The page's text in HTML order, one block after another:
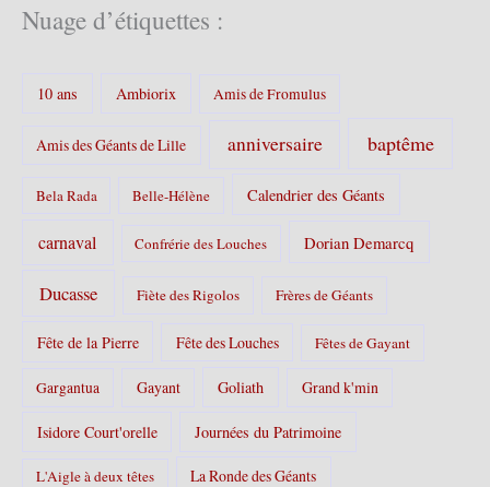
g
Nuage d’étiquettes :
10 ans Ambiorix Amis de Fromulus
Amis des Géants de Lille anniversaire baptême
Bela Rada Belle-Hélène Calendrier des Géants
carnaval Confrérie des Louches Dorian Demarcq
Ducasse Fiète des Rigolos Frères de Géants
Fête de la Pierre Fête des Louches Fêtes de Gayant
Gargantua Gayant Goliath Grand k'min
Isidore Court'orelle Journées du Patrimoine
L'Aigle à deux têtes La Ronde des Géants